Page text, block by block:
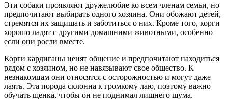
Эти собаки проявляют дружелюбие ко всем членам семьи, но
предпочитают выбирать одного хозяина. Они обожают детей,
стремятся их защищать и заботиться о них. Кроме того, корги
хорошо ладят с другими домашними животными, особенно
если они росли вместе.
Корги кардиганы ценят общение и предпочитают находиться
рядом с хозяином, но не навязывают свое общество. К
незнакомцам они относятся с осторожностью и могут даже
лаять. Эта порода склонна к громкому лаю, поэтому важно
обучать щенка, чтобы он не поднимал лишнего шума.